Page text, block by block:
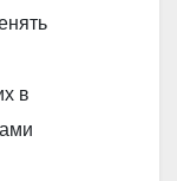
в